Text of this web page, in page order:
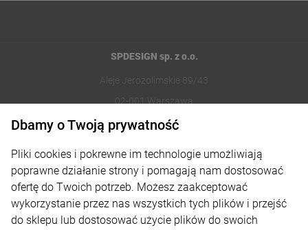
SPDESIGN sp. z o.o.
Aleje Jerozolimskie 89/43
02-001 Warszawa
sklep@reklamydrukarnia.pl
Moje konto
Płatności i dostawa
Dbamy o Twoją prywatność
Pliki cookies i pokrewne im technologie umożliwiają
poprawne działanie strony i pomagają nam dostosować
ofertę do Twoich potrzeb. Możesz zaakceptować
wykorzystanie przez nas wszystkich tych plików i przejść
do sklepu lub dostosować użycie plików do swoich